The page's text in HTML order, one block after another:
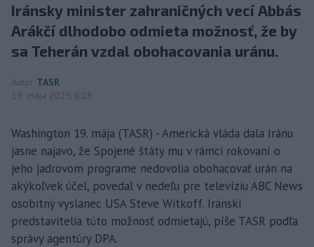
Iránsky minister zahraničných vecí Abbás
Arákčí dlhodobo odmieta možnosť, že by
sa Teherán vzdal obohacovania uránu.
Autor TASR
19. mája 2025 6:28
Washington 19. mája (TASR) - Americká vláda dala Iránu
jasne najavo, že Spojené štáty mu v rámci rokovaní o
jeho jadrovom programe nedovolia obohacovať urán na
akýkoľvek účel, povedal v nedeľu pre televíziu ABC News
osobitný vyslanec USA Steve Witkoff. Iránski
predstavitelia túto možnosť odmietajú, píše TASR podľa
správy agentúry DPA.